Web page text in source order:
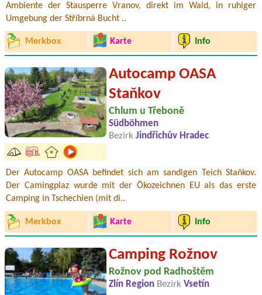
Ambiente der Stausperre Vranov, direkt im Wald, in ruhiger
Umgebung der Stříbrná Bucht ..
Merkbox Karte Info
Autocamp OASA
Staňkov
Chlum u Třeboně
Südböhmen
Bezirk Jindřichův Hradec
Der Autocamp OASA befindet sich am sandigen Teich Staňkov.
Der Camingplaz wurde mit der Ökozeichnen EU als das erste
Camping in Tschechien (mit di..
Merkbox Karte Info
Camping Rožnov
Rožnov pod Radhoštěm
Zlín Region Bezirk Vsetín